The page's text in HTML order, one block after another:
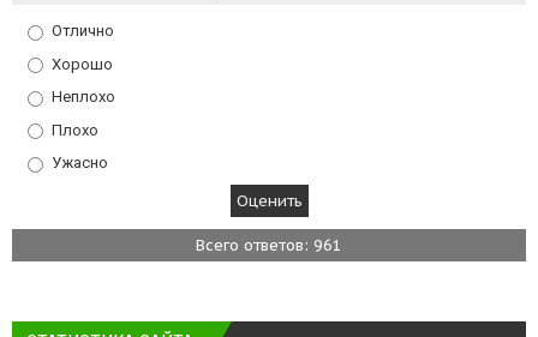
Отлично
Хорошо
Неплохо
Плохо
Ужасно
Всего ответов: 961